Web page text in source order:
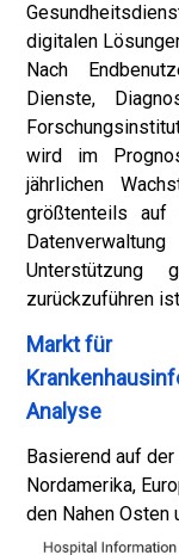
digitalen
Nach
Dienste,
wird im
jährlichen
größtenteils auf
Unterstützung
zurückzuführen
Markt für
Analyse
Basierend auf
Nordamerika,
den Nahen Osten